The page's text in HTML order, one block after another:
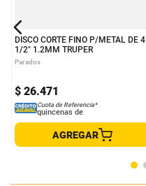
DISCO CORTE FINO P/METAL DE 4
1/2" 1.2MM TRUPER
Paradox
$ 26.471
Cuota de Referencia*
quincenas de
AGREGAR